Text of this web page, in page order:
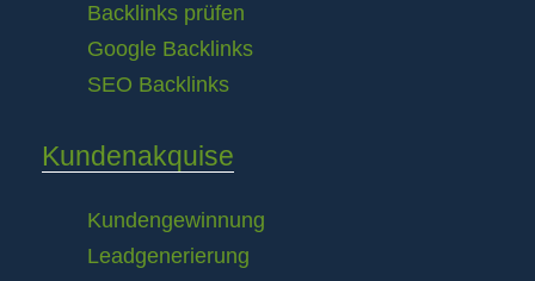
Backlinks prüfen
Google Backlinks
SEO Backlinks
Kundenakquise
Kundengewinnung
Leadgenerierung